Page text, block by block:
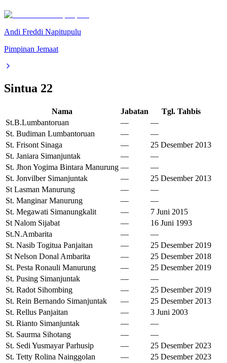
Andi Freddi Napitupulu
Pimpinan Jemaat
Sintua 22
Nama Jabatan
Tgl. Tahbis
St.B.Lumbantoruan
—
—
St. Budiman Lumbantoruan
—
—
St. Frisont Sinaga
—
25 Desember 2013
St. Janiara Simanjuntak
—
—
St. Jhon Yogima Bintara Manurung —
—
St. Jonvilber Simanjuntak
—
25 Desember 2013
St Lasman Manurung
—
—
St. Manginar Manurung
—
—
St. Megawati Simanungkalit
—
7 Juni 2015
St Nalom Sijabat
—
16 Juni 1993
St.N.Ambarita
—
—
St. Nasib Togitua Panjaitan
—
25 Desember 2019
St Nelson Donal Ambarita
—
25 Desember 2018
St. Pesta Ronauli Manurung
—
25 Desember 2019
St. Pusing Simanjuntak
—
—
St. Radot Sihombing
—
25 Desember 2019
St. Rein Bernando Simanjuntak
—
25 Desember 2013
St. Rellus Panjaitan
—
3 Juni 2003
St. Rianto Simanjuntak
—
—
St. Saurma Sihotang
—
—
St. Sedi Yusmayar Parhusip
—
25 Desember 2023
St. Tetty Rolina Nainggolan
— 25 Desember 2023